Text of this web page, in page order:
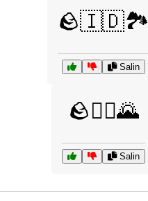
🪨🇮🇩🏞️
Salin
🪨🚶‍♀️🌄
Salin